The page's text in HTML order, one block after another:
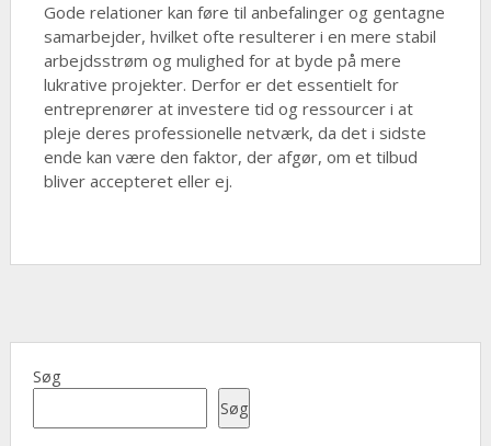
Gode relationer kan føre til anbefalinger og gentagne
samarbejder, hvilket ofte resulterer i en mere stabil
arbejdsstrøm og mulighed for at byde på mere
lukrative projekter. Derfor er det essentielt for
entreprenører at investere tid og ressourcer i at
pleje deres professionelle netværk, da det i sidste
ende kan være den faktor, der afgør, om et tilbud
bliver accepteret eller ej.
Søg
Søg